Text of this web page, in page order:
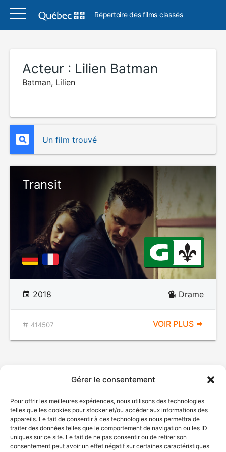
Gérer le consentement
Pour offrir les meilleures expériences, nous utilisons des technologies
telles que les cookies pour stocker et/ou accéder aux informations des
appareils. Le fait de consentir à ces technologies nous permettra de
traiter des données telles que le comportement de navigation ou les ID
uniques sur ce site. Le fait de ne pas consentir ou de retirer son
consentement peut avoir un effet négatif sur certaines caractéristiques
Répertoire des films classés
Acteur : Lilien Batman
Batman, Lilien
Un film trouvé
Transit
2018 Drame
414507 VOIR PLUS